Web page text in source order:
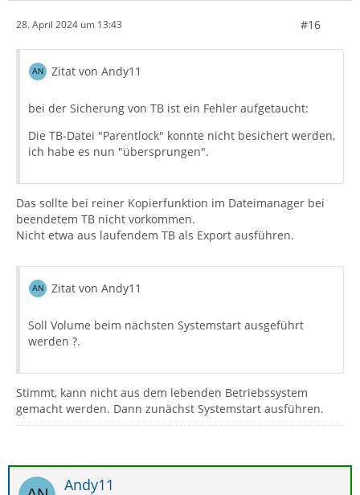
28. April 2024 um 13:43 #16
Zitat von Andy11
bei der Sicherung von TB ist ein Fehler aufgetaucht:
Die TB-Datei "Parentlock" konnte nicht besichert werden,
ich habe es nun "übersprungen".
Das sollte bei reiner Kopierfunktion im Dateimanager bei
beendetem TB nicht vorkommen.
Nicht etwa aus laufendem TB als Export ausführen.
Zitat von Andy11
Soll Volume beim nächsten Systemstart ausgeführt
werden ?.
Stimmt, kann nicht aus dem lebenden Betriebssystem
gemacht werden. Dann zunächst Systemstart ausführen.
Andy11